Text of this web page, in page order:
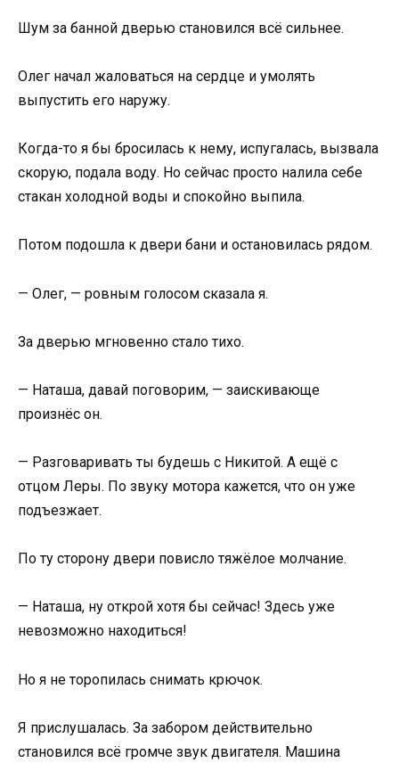
Шум за банной дверью становился всё сильнее.
Олег начал жаловаться на сердце и умолять
выпустить его наружу.
Когда-то я бы бросилась к нему, испугалась, вызвала
скорую, подала воду. Но сейчас просто налила себе
стакан холодной воды и спокойно выпила.
Потом подошла к двери бани и остановилась рядом.
— Олег, — ровным голосом сказала я.
За дверью мгновенно стало тихо.
— Наташа, давай поговорим, — заискивающе
произнёс он.
— Разговаривать ты будешь с Никитой. А ещё с
отцом Леры. По звуку мотора кажется, что он уже
подъезжает.
По ту сторону двери повисло тяжёлое молчание.
— Наташа, ну открой хотя бы сейчас! Здесь уже
невозможно находиться!
Но я не торопилась снимать крючок.
Я прислушалась. За забором действительно
становился всё громче звук двигателя. Машина